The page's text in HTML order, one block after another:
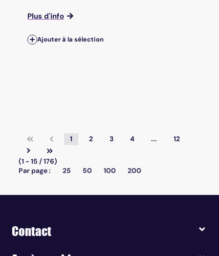
Plus d'info
Ajouter à la sélection
1 2 3 4 ... 12
(1 - 15 / 176)
Par page :
25 50 100 200
Contact